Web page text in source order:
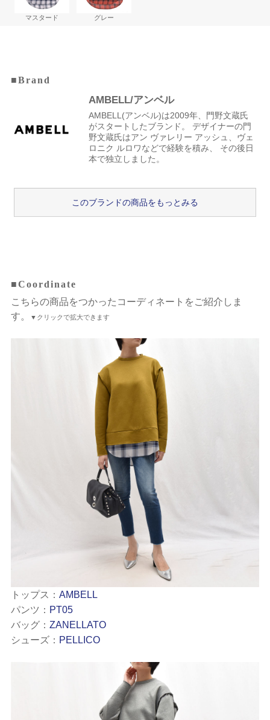
マスタード グレー
■Brand
AMBELL/アンベル
AMBELL(アンベル)は2009年、門野文蔵氏
がスタートしたブランド。 デザイナーの門
野文蔵氏はアン ヴァレリー アッシュ、ヴェ
ロニク ルロワなどで経験を積み、 その後日
本で独立しました。
このブランドの商品をもっとみる
■Coordinate
こちらの商品をつかったコーディネートをご紹介しま
す。
▼クリックで拡大できます
トップス： AMBELL
パンツ： PT05
バッグ： ZANELLATO
シューズ： PELLICO